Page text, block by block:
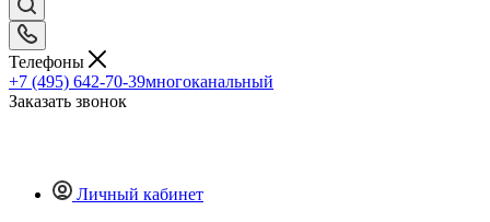
Телефоны
+7 (495) 642-70-39многоканальный
Заказать звонок
Личный кабинет